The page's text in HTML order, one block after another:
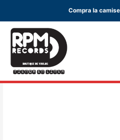
Compra la
contenido